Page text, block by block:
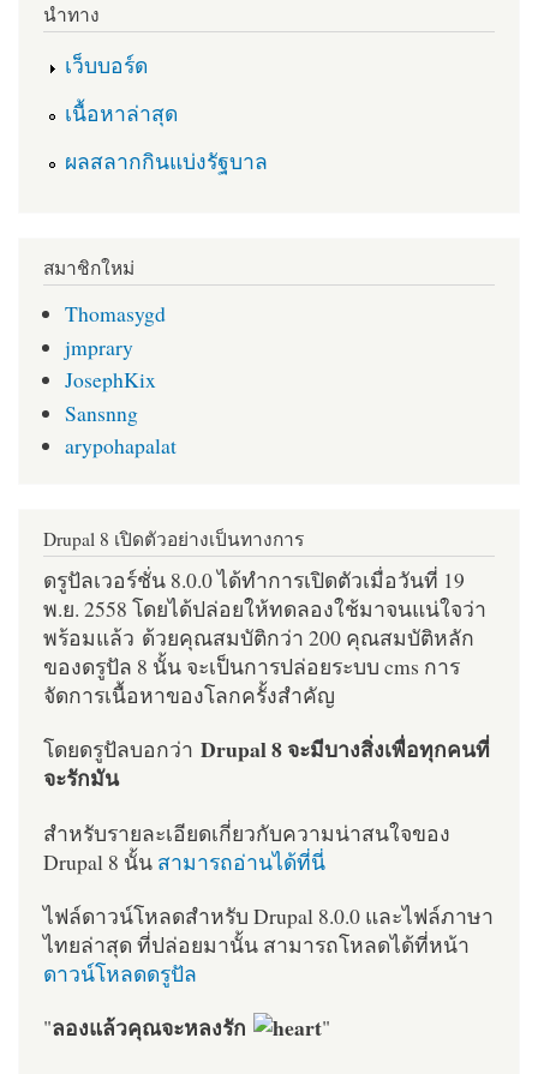
นำทาง
เว็บบอร์ด
เนื้อหาล่าสุด
ผลสลากกินแบ่งรัฐบาล
สมาชิกใหม่
Thomasygd
jmprary
JosephKix
Sansnng
arypohapalat
Drupal 8 เปิดตัวอย่างเป็นทางการ
ดรูปัลเวอร์ชั่น 8.0.0 ได้ทำการเปิดตัวเมื่อวันที่ 19
พ.ย. 2558 โดยได้ปล่อยให้ทดลองใช้มาจนแน่ใจว่า
พร้อมแล้ว ด้วยคุณสมบัติกว่า 200 คุณสมบัติหลัก
ของดรูปัล 8 นั้น จะเป็นการปล่อยระบบ cms การ
จัดการเนื้อหาของโลกครั้งสำคัญ
โดยดรูปัลบอกว่า Drupal 8 จะมีบางสิ่งเพื่อทุกคนที่
จะรักมัน
สำหรับรายละเอียดเกี่ยวกับความน่าสนใจของ
Drupal 8 นั้น สามารถอ่านได้ที่นี่
ไฟล์ดาวน์โหลดสำหรับ Drupal 8.0.0 และไฟล์ภาษา
ไทยล่าสุด ที่ปล่อยมานั้น สามารถโหลดได้ที่หน้า
ดาวน์โหลดดรูปัล
"ลองแล้วคุณจะหลงรัก "